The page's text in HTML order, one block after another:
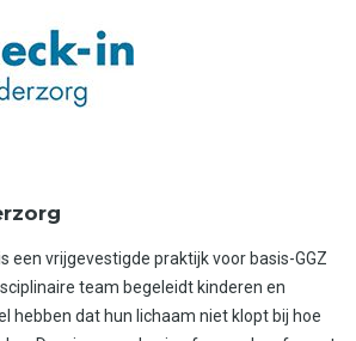
een vrijgevestigde praktijk voor basis-GGZ
team begeleidt kinderen en
hebben dat hun lichaam niet klopt bij hoe